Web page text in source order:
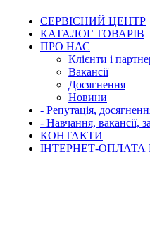
СЕРВІСНИЙ ЦЕНТР
КАТАЛОГ ТОВАРІВ
ПРО НАС
Клієнти і
Вакансії
Досягнення
Новини
- Репутація,
- Навчання, вакансії,
КОНТАКТИ
ІНТЕРНЕТ-